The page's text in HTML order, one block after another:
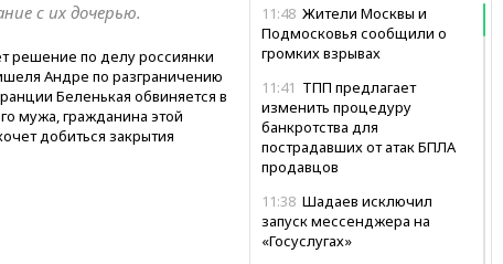
11:48 Жители Москвы и
Подмосковья сообщили о
громких взрывах
11:41 ТПП предлагает
изменить процедуру
банкротства для
пострадавших от атак БПЛА
продавцов
11:38 Шадаев исключил
запуск мессенджера на
«Госуслугах»
с их дочерью.
решение по делу россиянки
Андре по разграничению
Беленькая обвиняется в
мужа, гражданина этой
добиться закрытия